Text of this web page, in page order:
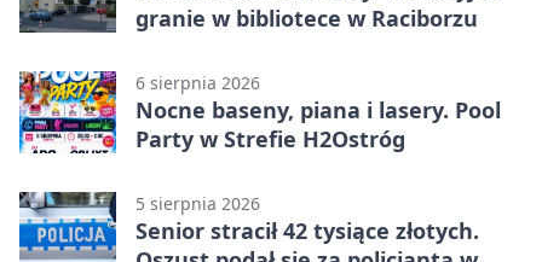
granie w bibliotece w Raciborzu
6 sierpnia 2026
Nocne baseny, piana i lasery. Pool
Party w Strefie H2Ostróg
5 sierpnia 2026
Senior stracił 42 tysiące złotych.